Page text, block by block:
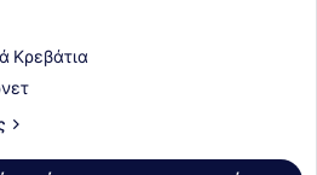
Κρεβάτια